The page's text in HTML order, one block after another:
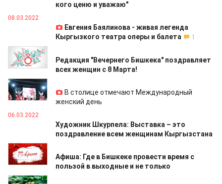
кого ценю и уважаю"
08.03.2022
Евгения Баялинова - живая легенда
Кыргызкого театра оперы и балета
1
08.03.2022
Редакция "Вечернего Бишкека" поздравляет
всех женщин с 8 Марта!
07.03.2022
В столице отмечают Международный
женский день
06.03.2022
Художник Шкурпела: Выставка – это
поздравление всем женщинам Кыргызстана
05.03.2022
Афиша: Где в Бишкеке провести время с
пользой в выходные и не только
04.03.2022